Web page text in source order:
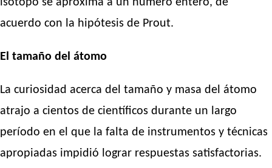
isótopo se aproxima a un número entero, de
acuerdo con la hipótesis de Prout.
El tamaño del átomo
La curiosidad acerca del tamaño y masa del átomo
atrajo a cientos de científicos durante un largo
período en el que la falta de instrumentos y técnicas
apropiadas impidió lograr respuestas satisfactorias.